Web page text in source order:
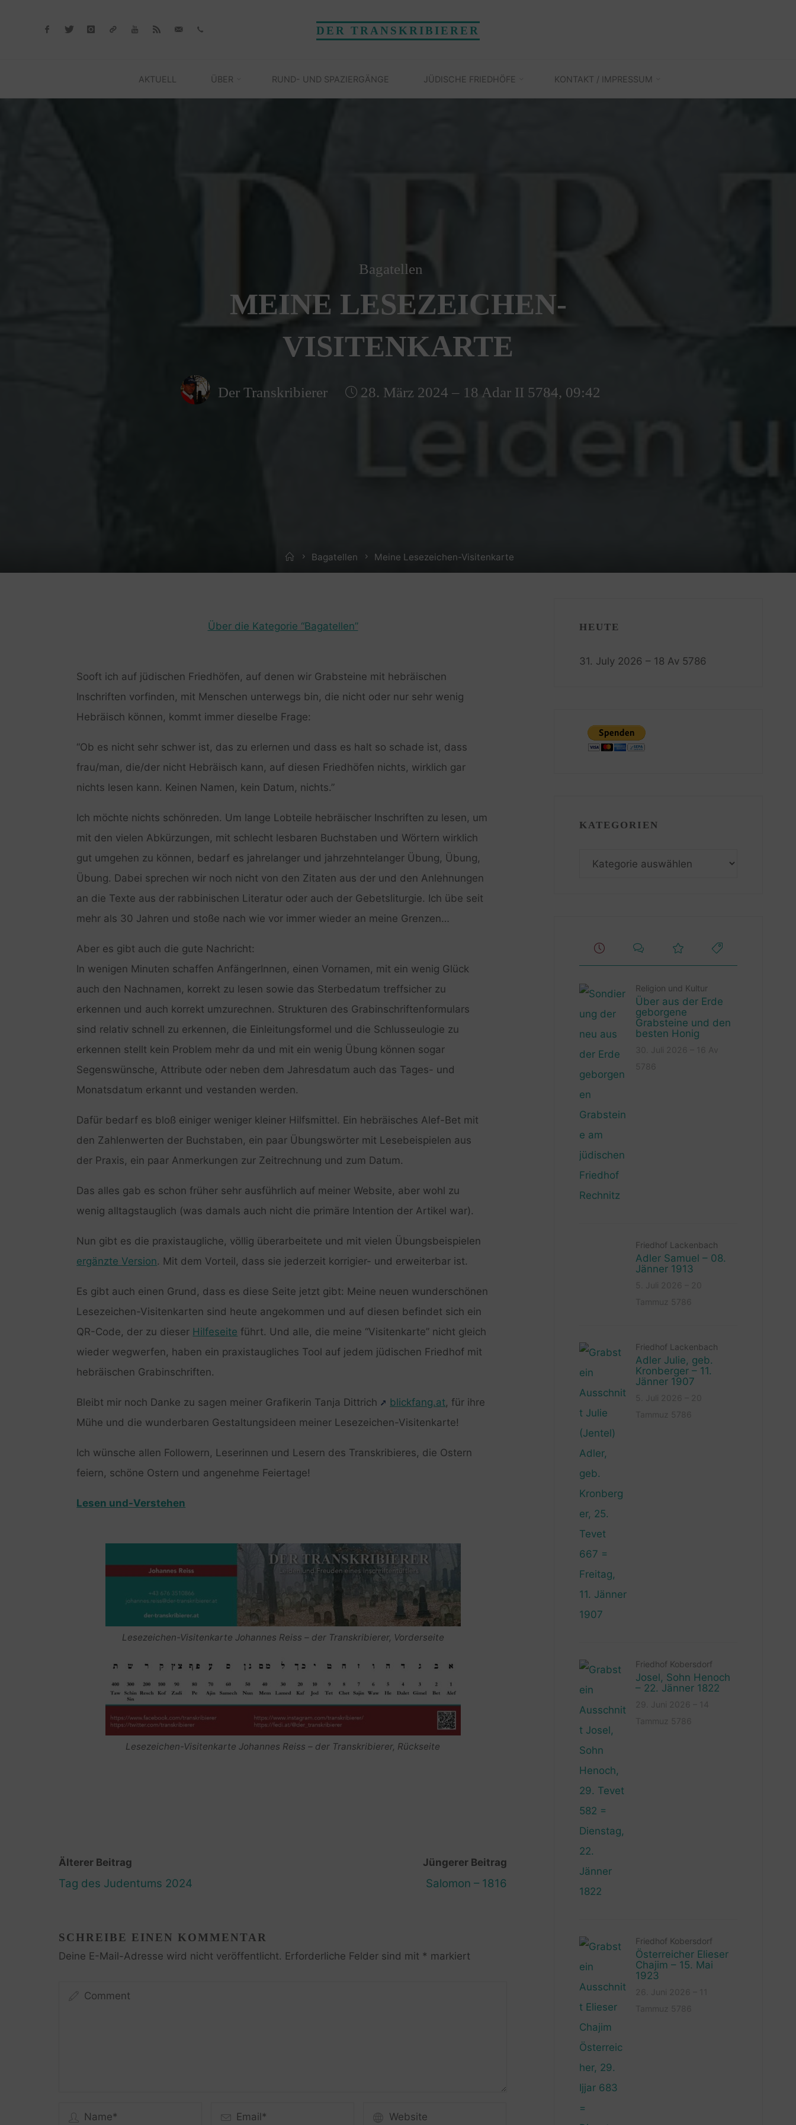
DER TRANSKRIBIERER
AKTUELL ÜBER RUND- UND SPAZIERGÄNGE JÜDISCHE FRIEDHÖFE KONTAKT / IMPRESSUM
Bagatellen
MEINE LESEZEICHEN-
VISITENKARTE
Der Transkribierer 28. März 2024 – 18 Adar II 5784, 09:42
HomeBagatellen Meine Lesezeichen-Visitenkarte
Über die Kategorie “Bagatellen”
Sooft ich auf jüdischen Friedhöfen, auf denen wir Grabsteine mit hebräischen
Inschriften vorfinden, mit Menschen unterwegs bin, die nicht oder nur sehr wenig
Hebräisch können, kommt immer dieselbe Frage:
“Ob es nicht sehr schwer ist, das zu erlernen und dass es halt so schade ist, dass
frau/man, die/der nicht Hebräisch kann, auf diesen Friedhöfen nichts, wirklich gar
nichts lesen kann. Keinen Namen, kein Datum, nichts.”
Ich möchte nichts schönreden. Um lange Lobteile hebräischer Inschriften zu lesen, um
mit den vielen Abkürzungen, mit schlecht lesbaren Buchstaben und Wörtern wirklich
gut umgehen zu können, bedarf es jahrelanger und jahrzehntelanger Übung, Übung,
Übung. Dabei sprechen wir noch nicht von den Zitaten aus der und den Anlehnungen
an die Texte aus der rabbinischen Literatur oder auch der Gebetsliturgie. Ich übe seit
mehr als 30 Jahren und stoße nach wie vor immer wieder an meine Grenzen…
Aber es gibt auch die gute Nachricht:
In wenigen Minuten schaffen AnfängerInnen, einen Vornamen, mit ein wenig Glück
auch den Nachnamen, korrekt zu lesen sowie das Sterbedatum treffsicher zu
erkennen und auch korrekt umzurechnen. Strukturen des Grabinschriftenformulars
sind relativ schnell zu erkennen, die Einleitungsformel und die Schlusseulogie zu
erkennen stellt kein Problem mehr da und mit ein wenig Übung können sogar
Segenswünsche, Attribute oder neben dem Jahresdatum auch das Tages- und
Monatsdatum erkannt und vestanden werden.
Dafür bedarf es bloß einiger weniger kleiner Hilfsmittel. Ein hebräisches Alef-Bet mit
den Zahlenwerten der Buchstaben, ein paar Übungswörter mit Lesebeispielen aus
der Praxis, ein paar Anmerkungen zur Zeitrechnung und zum Datum.
Das alles gab es schon früher sehr ausführlich auf meiner Website, aber wohl zu
wenig alltagstauglich (was damals auch nicht die primäre Intention der Artikel war).
Nun gibt es die praxistaugliche, völlig überarbeitete und mit vielen Übungsbeispielen
ergänzte Version. Mit dem Vorteil, dass sie jederzeit korrigier- und erweiterbar ist.
Es gibt auch einen Grund, dass es diese Seite jetzt gibt: Meine neuen wunderschönen
Lesezeichen-Visitenkarten sind heute angekommen und auf diesen befindet sich ein
QR-Code, der zu dieser Hilfeseite führt. Und alle, die meine “Visitenkarte” nicht gleich
wieder wegwerfen, haben ein praxistaugliches Tool auf jedem jüdischen Friedhof mit
hebräischen Grabinschriften.
Bleibt mir noch Danke zu sagen meiner Grafikerin Tanja Dittrich blickfang.at, für ihre
Mühe und die wunderbaren Gestaltungsideen meiner Lesezeichen-Visitenkarte!
Ich wünsche allen Followern, Leserinnen und Lesern des Transkribieres, die Ostern
feiern, schöne Ostern und angenehme Feiertage!
Lesen und-Verstehen
Lesezeichen-Visitenkarte Johannes Reiss – der Transkribierer, Vorderseite
Lesezeichen-Visitenkarte Johannes Reiss – der Transkribierer, Rückseite
Älterer Beitrag
Tag des Judentums 2024
Jüngerer Beitrag
Salomon – 1816
SCHREIBE EINEN KOMMENTAR
Deine E-Mail-Adresse wird nicht veröffentlicht. Erforderliche Felder sind mit * markiert
HEUTE
31. July 2026 – 18 Av 5786
KATEGORIEN
Religion und Kultur
Über aus der Erde
geborgene
Grabsteine und den
besten Honig
Friedhof Lackenbach
Adler Samuel – 08.
Jänner 1913
Friedhof Lackenbach
Adler Julie, geb.
Kronberger – 11.
Jänner 1907
Friedhof Kobersdorf
Josel, Sohn Henoch
– 22. Jänner 1822
Friedhof Kobersdorf
Österreicher Elieser
Chajim – 15. Mai
1923